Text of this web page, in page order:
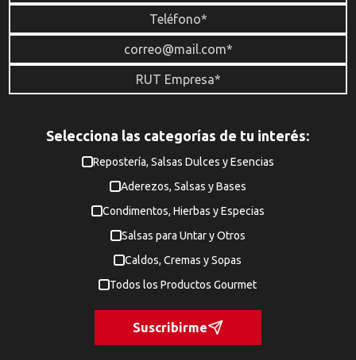
Selecciona las categorías de tu interés:
Repostería, Salsas Dulces y Esencias
Aderezos, Salsas y Bases
Condimentos, Hierbas y Especias
Salsas para Untar y Otros
Caldos, Cremas y Sopas
Todos los Productos Gourmet
Suscribirme